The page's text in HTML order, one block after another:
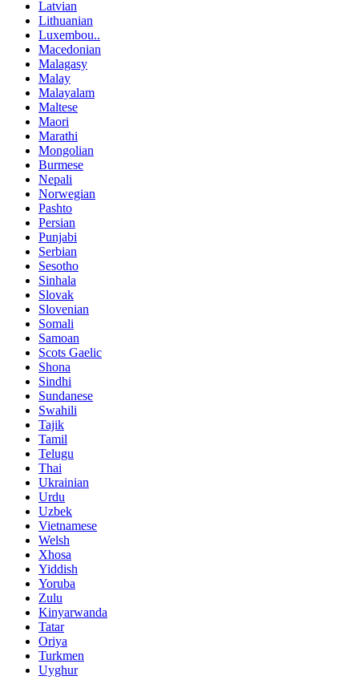
Latvian
Lithuanian
Luxembou..
Macedonian
Malagasy
Malay
Malayalam
Maltese
Maori
Marathi
Mongolian
Burmese
Nepali
Norwegian
Pashto
Persian
Punjabi
Serbian
Sesotho
Sinhala
Slovak
Slovenian
Somali
Samoan
Scots Gaelic
Shona
Sindhi
Sundanese
Swahili
Tajik
Tamil
Telugu
Thai
Ukrainian
Urdu
Uzbek
Vietnamese
Welsh
Xhosa
Yiddish
Yoruba
Zulu
Kinyarwanda
Tatar
Oriya
Turkmen
Uyghur